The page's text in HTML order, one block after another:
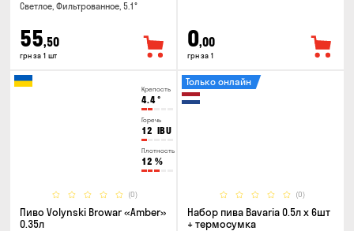
Светлое, Фильтрованное, 5.1°
55,50
грн за 1 шт
0,00
грн за 1
Крепость
4.4°
Горечь
12 IBU
Плотность
12 %
(0)
Пиво Volynski Browar «Amber»
0.35л
(0)
Только онлайн
Набор пива Bavaria 0.5л х 6шт
+ термосумка